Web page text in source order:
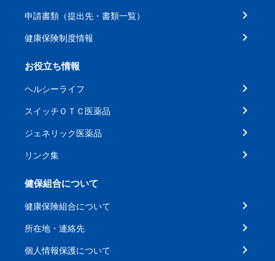
申請書類（提出先・書類一覧）
健康保険制度情報
お役立ち情報
ヘルシーライフ
スイッチＯＴＣ医薬品
ジェネリック医薬品
リンク集
健保組合について
健康保険組合について
所在地・連絡先
個人情報保護について